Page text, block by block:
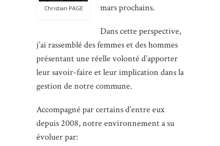
Christian PAGE
mars prochains.
Dans cette perspective,
j’ai rassemblé des femmes et des hommes
présentant une réelle volonté d’apporter
leur savoir-faire et leur implication dans la
gestion de notre commune.
Accompagné par certains d’entre eux
depuis 2008, notre environnement a su
évoluer par: